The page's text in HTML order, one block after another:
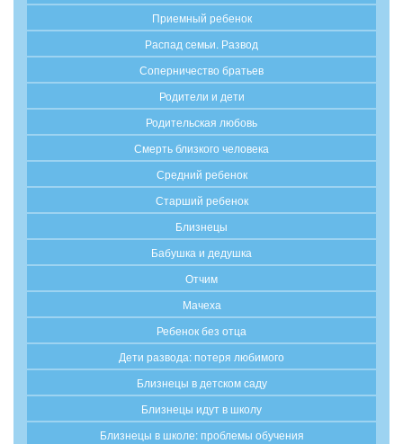
Приемный ребенок
Распад семьи. Развод
Соперничество братьев
Родители и дети
Родительская любовь
Смерть близкого человека
Средний ребенок
Старший ребенок
Близнецы
Бабушка и дедушка
Отчим
Мачеха
Ребенок без отца
Дети развода: потеря любимого
Близнецы в детском саду
Близнецы идут в школу
Близнецы в школе: проблемы обучения